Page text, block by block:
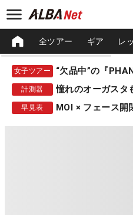
全ツアー ギア レ
女子ツアー “欠品中”の『
計測器
早見表